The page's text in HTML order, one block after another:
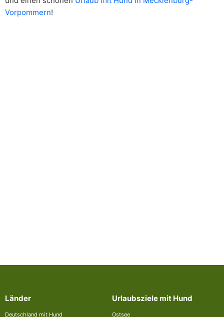
Vorpommern!
Länder
Deutschland mit Hund
Urlaubsziele mit Hund
Ostsee